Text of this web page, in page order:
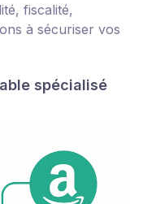
fiscalité,
à sécuriser vos
spécialisé